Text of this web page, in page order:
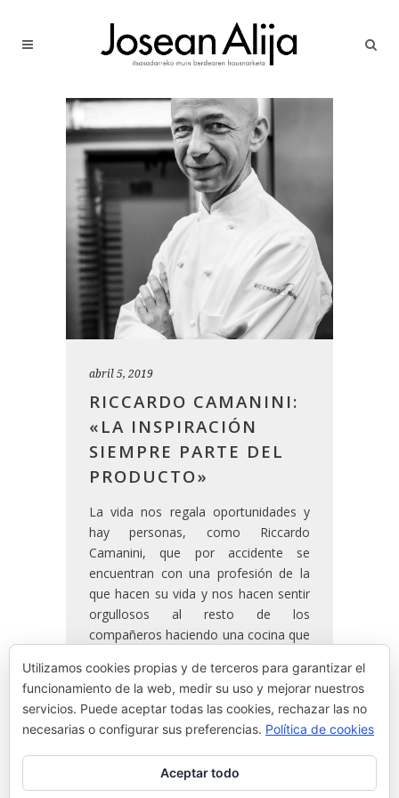
abril 5, 2019
RICCARDO CAMANINI:
«LA INSPIRACIÓN
SIEMPRE PARTE DEL
PRODUCTO»
La vida nos regala oportunidades y
hay personas, como Riccardo
Camanini, que por accidente se
encuentran con una profesión de la
que hacen su vida y nos hacen sentir
orgullosos al resto de los
compañeros haciendo una cocina que
entorno y las tradiciones. Estos sellos
de identidad son los que marcan la
diferencia en la cocina de un país.
READ MORE
Utilizamos cookies propias y de terceros para garantizar el
funcionamiento de la web, medir su uso y mejorar nuestros
servicios. Puede aceptar todas las cookies, rechazar las no
necesarias o configurar sus preferencias. Política de cookies
Aceptar todo